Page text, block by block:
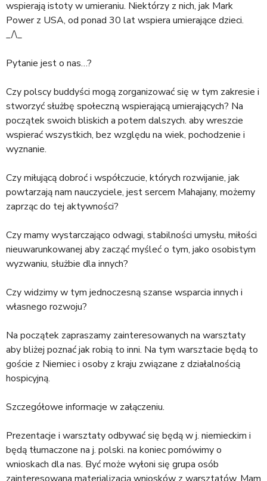
wspierają istoty w umieraniu. Niektórzy z nich, jak Mark
Power z USA, od ponad 30 lat wspiera umierające dzieci.
_/\_
Pytanie jest o nas…?
Czy polscy buddyści mogą zorganizować się w tym zakresie i
stworzyć służbę społeczną wspierającą umierających? Na
początek swoich bliskich a potem dalszych. aby wreszcie
wspierać wszystkich, bez względu na wiek, pochodzenie i
wyznanie.
Czy miłującą dobroć i współczucie, których rozwijanie, jak
powtarzają nam nauczyciele, jest sercem Mahajany, możemy
zaprząc do tej aktywności?
Czy mamy wystarczająco odwagi, stabilności umysłu, miłości
nieuwarunkowanej aby zacząć myśleć o tym, jako osobistym
wyzwaniu, służbie dla innych?
Czy widzimy w tym jednoczesną szanse wsparcia innych i
własnego rozwoju?
Na początek zapraszamy zainteresowanych na warsztaty
aby bliżej poznać jak robią to inni. Na tym warsztacie będą to
goście z Niemiec i osoby z kraju związane z działalnością
hospicyjną.
Szczegółowe informacje w załączeniu.
Prezentacje i warsztaty odbywać się będą w j. niemieckim i
będą tłumaczone na j. polski. na koniec pomówimy o
wnioskach dla nas. Być może wyłoni się grupa osób